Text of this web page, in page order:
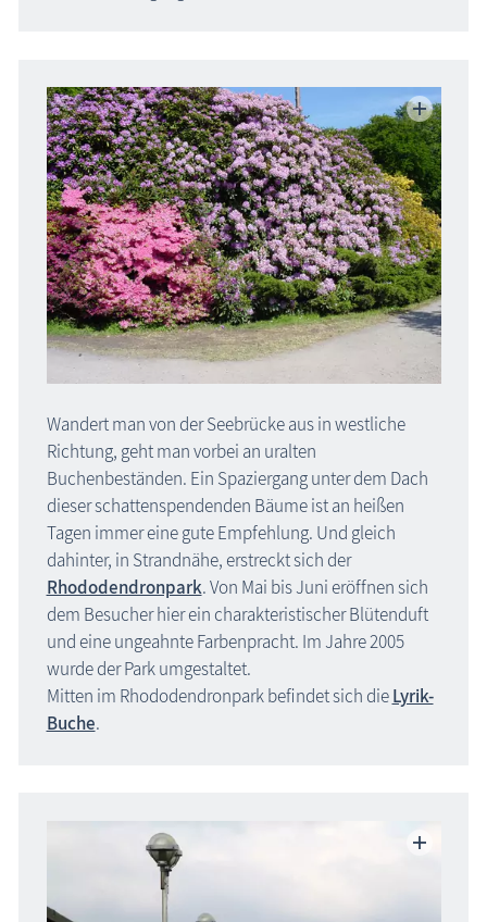
Wandert man von der Seebrücke aus in westliche
Richtung, geht man vorbei an uralten
Buchenbeständen. Ein Spaziergang unter dem Dach
dieser schattenspendenden Bäume ist an heißen
Tagen immer eine gute Empfehlung. Und gleich
dahinter, in Strandnähe, erstreckt sich der
Rhododendronpark. Von Mai bis Juni eröffnen sich
dem Besucher hier ein charakteristischer Blütenduft
und eine ungeahnte Farbenpracht. Im Jahre 2005
wurde der Park umgestaltet.
Mitten im Rhododendronpark befindet sich dieLyrik-
Buche.